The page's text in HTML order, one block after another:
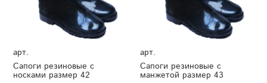
арт.
Сапоги резиновые с
носками размер 42
арт.
Сапоги резиновые с
манжетой размер 43